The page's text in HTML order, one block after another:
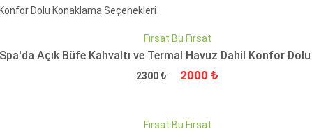
QUICKVIEW
Fırsat Bu Fırsat
Spa'da Açık Büfe Kahvaltı ve Termal Havuz Dahil Konfor
Fiyat
2300 ₺ İndirimli Fiyat
2000 ₺
Fırsat Bu Fırsat